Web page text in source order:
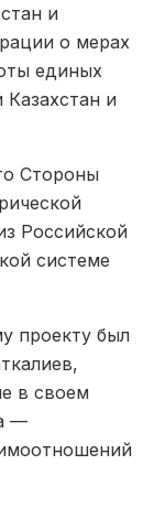
и
о мерах
единых
Казахстан и
Стороны
Российской
системе
проекту был
в своем
—